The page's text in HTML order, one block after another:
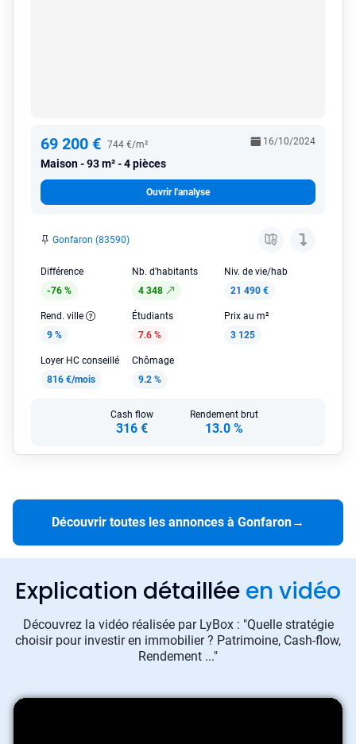
69 200 € 744 €/m²
Maison 93 m² - 4 pièces
16/10/2024
Ouvrir l'analyse
Gonfaron (83590)
Différence
-76 %
Nb. d'habitants
4 348
Niv. de vie/hab
21 490 €
Rend. ville
9 %
Étudiants
7.6 %
Prix au m²
3 125
Loyer HC conseillé
816 €/mois
Chômage
9.2 %
Cash flow
316 €
Rendement brut
13.0 %
Découvrir toutes les annonces à Gonfaron→
Explication détaillée en vidéo
Découvrez la vidéo réalisée par LyBox : "Quelle stratégie
choisir pour investir en immobilier ? Patrimoine, Cash-flow,
Rendement ..."